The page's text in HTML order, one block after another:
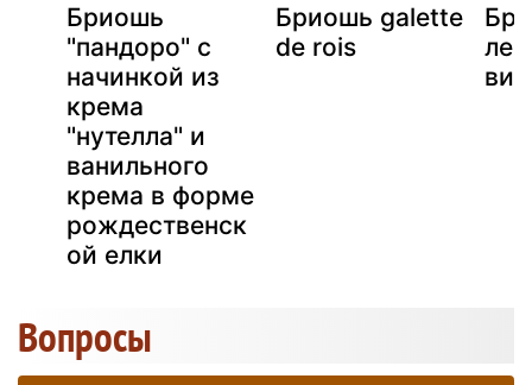
Бриошь
"пандоро" с
начинкой из
крема
"нутелла" и
ванильного
крема в форме
рождественск
ой елки
Бриошь galette
de rois
Вопросы